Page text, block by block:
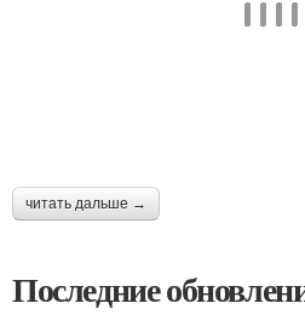
читать дальше →
Последние